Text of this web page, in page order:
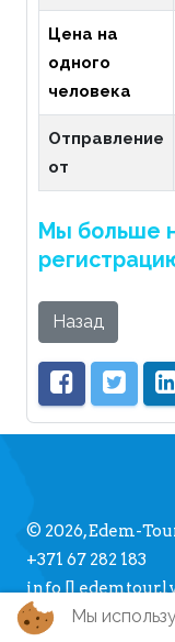
Цена на
одного
человека
Отправление
от
Мы больше
Назад
© 2026, Edem-
+371 67 282 183
info []
Мы